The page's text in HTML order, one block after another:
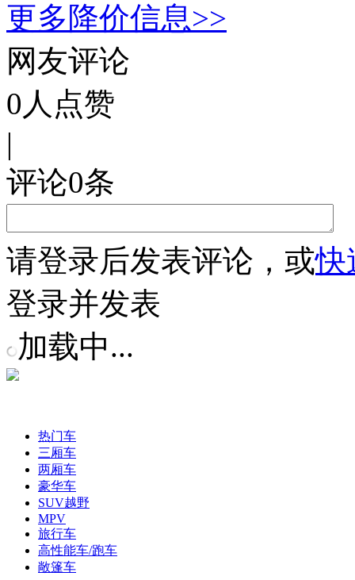
更多降价信息>>
网友评论
0 人点赞
|
评论0条
请登录后发表评论，或快
登录并发表
加载中...
热门车
三厢车
两厢车
豪华车
SUV越野
MPV
旅行车
高性能车/跑车
敞篷车